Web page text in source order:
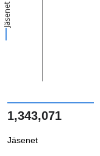
Jäsenet
1,343,071
Jäsenet